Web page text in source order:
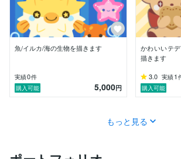
魚/イルカ/海の生物を描きます
実績0件
購入可能
5,000円
かわいいテ
描きます
3.0 実績1
購入可能
もっと見る